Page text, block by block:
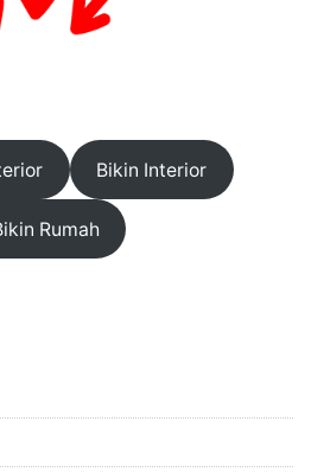
Bikin Interior
Rumah